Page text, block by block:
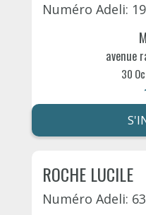
Numéro Adeli:
avenue
30
ROCHE LUCILE
Numéro Adeli: